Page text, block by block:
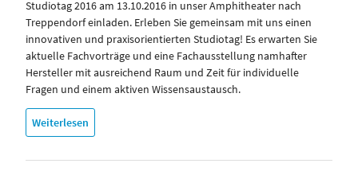
Studiotag 2016 am 13.10.2016 in unser Amphitheater nach
Treppendorf einladen. Erleben Sie gemeinsam mit uns einen
innovativen und praxisorientierten Studiotag! Es erwarten Sie
aktuelle Fachvorträge und eine Fachausstellung namhafter
Hersteller mit ausreichend Raum und Zeit für individuelle
Fragen und einem aktiven Wissensaustausch.
Weiterlesen